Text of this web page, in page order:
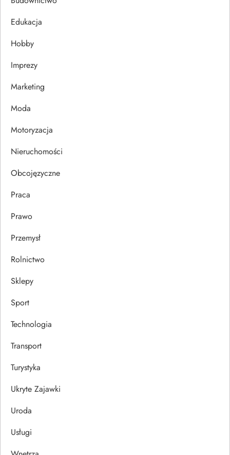
a
w
p
u
Edukacja
Hobby
Imprezy
Marketing
Moda
Motoryzacja
Nieruchomości
Obcojęzyczne
Praca
Prawo
Przemysł
Rolnictwo
Sklepy
Sport
Technologia
Transport
Turystyka
Ukryte Zajawki
Uroda
Usługi